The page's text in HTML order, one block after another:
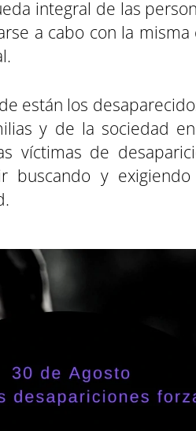
integral de las
a cabo con la
están los
y de la sociedad
víctimas de
buscando y